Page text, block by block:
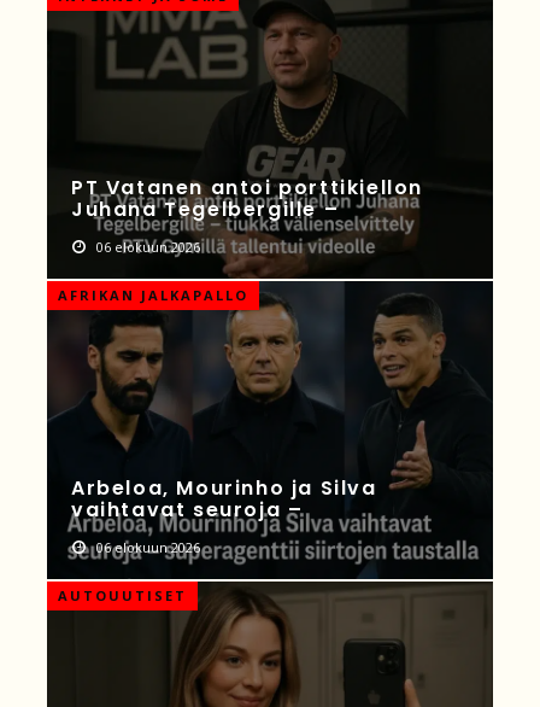
PT Vatanen antoi porttikiellon
Juhana Tegelbergille –
06 elokuun 2026
AFRIKAN JALKAPALLO
Arbeloa, Mourinho ja Silva
vaihtavat seuroja –
06 elokuun 2026
AUTOUUTISET